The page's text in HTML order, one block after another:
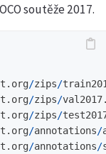
soutěže 2017.
. org/zips/
. org/zips/val2017
. org/zips/
. org/annotations/
. org/annotations/